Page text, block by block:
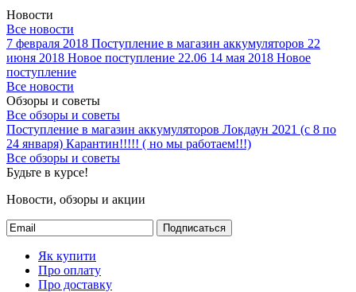
Новости
Все новости
7 февраля 2018 Поступление в магазин аккумуляторов 22
июня 2018 Новое поступление 22.06 14 мая 2018 Новое
поступление
Все новости
Обзоры и советы
Все обзоры и советы
Поступление в магазин аккумуляторов Локдаун 2021 (с 8 по
24 января) Карантин!!!!! ( но мы работаем!!!)
Все обзоры и советы
Будьте в курсе!
Новости, обзоры и акции
Подписаться
Як купити
Про оплату
Про доставку